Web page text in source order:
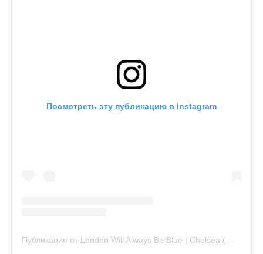
Посмотреть эту публикацию в Instagram